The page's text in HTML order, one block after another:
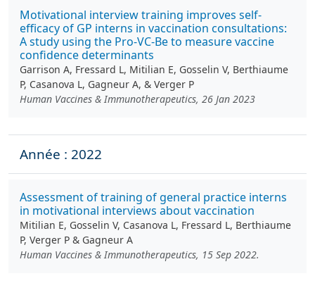
Motivational interview training improves self-
efficacy of GP interns in vaccination consultations:
A study using the Pro-VC-Be to measure vaccine
confidence determinants
Garrison A, Fressard L, Mitilian E, Gosselin V, Berthiaume
P, Casanova L, Gagneur A, & Verger P
Human Vaccines & Immunotherapeutics, 26 Jan 2023
Année : 2022
Assessment of training of general practice interns
in motivational interviews about vaccination
Mitilian E, Gosselin V, Casanova L, Fressard L, Berthiaume
P, Verger P & Gagneur A
Human Vaccines & Immunotherapeutics, 15 Sep 2022.